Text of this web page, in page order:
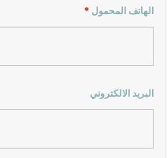
الهاتف المحمول*
البريد الالكتروني